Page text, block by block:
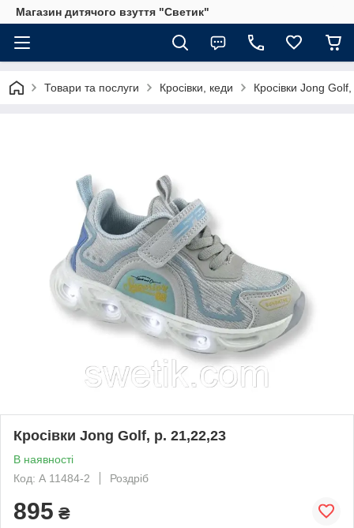
Магазин дитячого взуття "Светик"
Товари та послуги Кросівки, кеди Кросівки Jong
Кросівки Jong Golf, р. 21,22,23
В наявності
Код: А 11484-2
Роздріб
895 ₴